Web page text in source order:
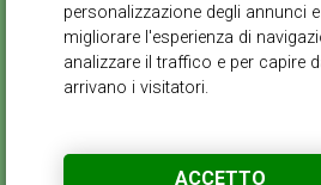
ACCETTO
Disinfestazione blatte germaniche
Servizi antilarvali,
Disinfestazione da